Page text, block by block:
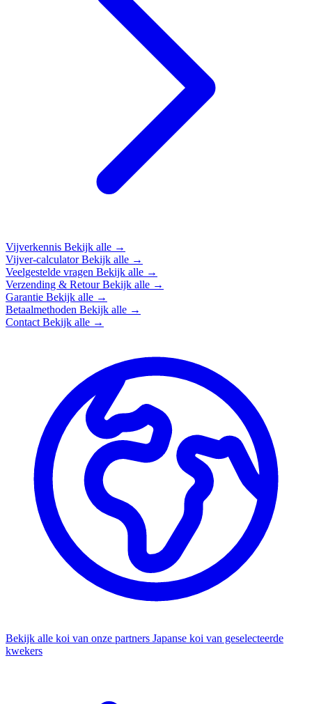
Vijverkennis Bekijk alle →
Vijver-calculatorBekijk alle →
Veelgestelde vragen Bekijk alle →
Verzending & RetourBekijk alle →
Garantie Bekijk alle →
Betaalmethoden Bekijk alle →
Contact Bekijk alle →
Bekijk alle koi van onze partners Japanse koi van geselecteerde
kwekers